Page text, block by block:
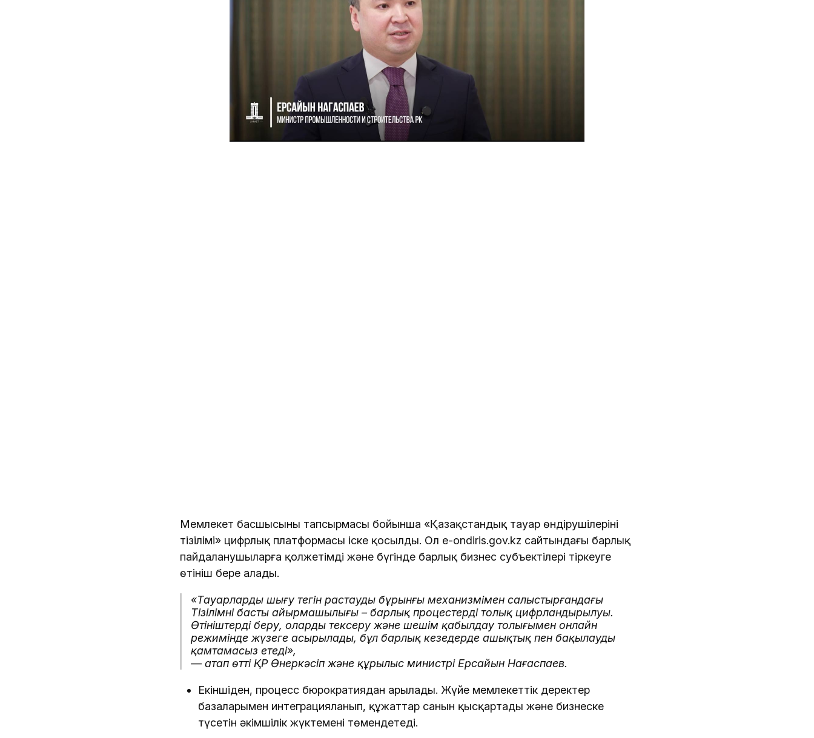
Мемлекет басшысының тапсырмасы бойынша «Қазақстандық тауар өндірушілерінің
тізілімі» цифрлық платформасы іске қосылды. Ол e-ondiris.gov.kz сайтындағы барлық
пайдаланушыларға қолжетімді және бүгінде барлық бизнес субъектілері тіркеуге
өтініш бере алады.
«Тауарлардың шығу тегін растаудың бұрынғы механизмімен салыстырғандағы
Тізілімнің басты айырмашылығы – барлық процестердің толық цифрландырылуы.
Өтініштерді беру, оларды тексеру және шешім қабылдау толығымен онлайн
режимінде жүзеге асырылады, бұл барлық кезеңдерде ашықтық пен бақылауды
қамтамасыз етеді»,
— атап өтті ҚР Өнеркәсіп және құрылыс министрі Ерсайын Нағаспаев.
Екіншіден, процесс бюрократиядан арылады. Жүйе мемлекеттік деректер
базаларымен интеграцияланып, құжаттар санын қысқартады және бизнеске
түсетін әкімшілік жүктемені төмендетеді.